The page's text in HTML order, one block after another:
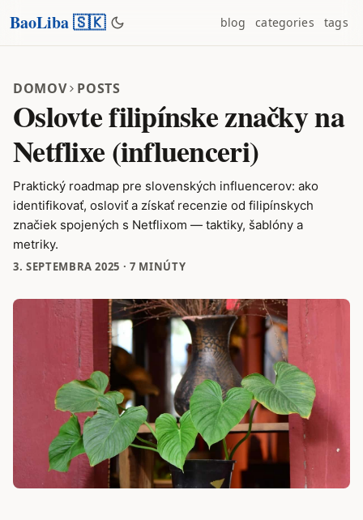
BaoLiba 🇸🇰 blog categories tags
DOMOV POSTS
Oslovte filipínske značky na
Netflixe (influenceri)
Praktický roadmap pre slovenských influencerov: ako
identifikovať, osloviť a získať recenzie od filipínskych
značiek spojených s Netflixom — taktiky, šablóny a
metriky.
3. SEPTEMBRA 2025 ·7 MINÚTY